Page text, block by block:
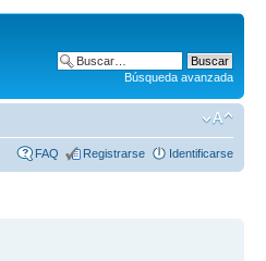
Búsqueda avanzada
FAQ Registrarse Identificarse